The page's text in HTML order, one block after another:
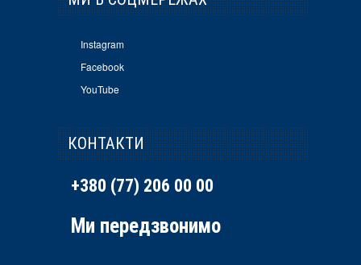
Instagram
Facebook
YouTube
КОНТАКТИ
+380 (77) 206 00 00
Ми передзвонимо